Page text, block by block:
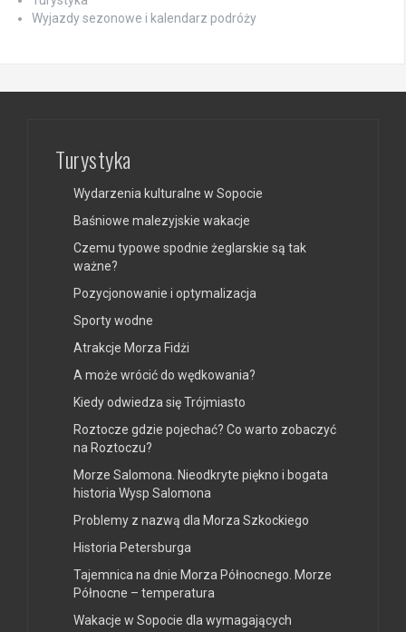
Wyjazdy sezonowe i kalendarz podróży
Turystyka
Wydarzenia kulturalne w Sopocie
Baśniowe malezyjskie wakacje
Czemu typowe spodnie żeglarskie są tak
ważne?
Pozycjonowanie i optymalizacja
Sporty wodne
Atrakcje Morza Fidżi
A może wrócić do wędkowania?
Kiedy odwiedza się Trójmiasto
Roztocze gdzie pojechać? Co warto zobaczyć
na Roztoczu?
Morze Salomona. Nieodkryte piękno i bogata
historia Wysp Salomona
Problemy z nazwą dla Morza Szkockiego
Historia Petersburga
Tajemnica na dnie Morza Północnego. Morze
Północne – temperatura
Wakacje w Sopocie dla wymagających